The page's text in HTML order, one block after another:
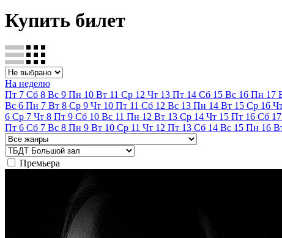
Купить билет
На неделю
Пт 7 Сб 8 Вс 9 Пн 10 Вт 11 Ср 12 Чт 13 Пт 14 Сб 15 Вс 16 Пн 17
Вс 6 Пн 7 Вт 8 Ср 9 Чт 10 Пт 11 Сб 12 Вс 13 Пн 14 Вт 15 Ср 16
6 Ср 7 Чт 8 Пт 9 Сб 10 Вс 11 Пн 12 Вт 13 Ср 14 Чт 15 Пт 16 Сб 17
Пт 6 Сб 7 Вс 8 Пн 9 Вт 10 Ср 11 Чт 12 Пт 13 Сб 14 Вс 15 Пн 16
Премьера